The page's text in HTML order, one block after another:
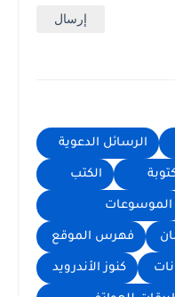
الرسائل الدعوية
الكتب
الموسوعات
فهرس الموقع
كنوز الأندرويد